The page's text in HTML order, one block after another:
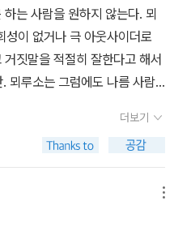
는 사람을 원하지 않는다. 뫼
이 없거나 극 아웃사이더로
짓말을 적절히 잘한다고 해서
뫼루소는 그럼에도 나름 사람
한 묘사라는 게 새삼 느껴진다.
이라는 것.🍊 이방인의 첫 문
. 와..정말. 십 여년 전 읽었는
렇게 아무것도 엮이지 않고 살
알베
더보기